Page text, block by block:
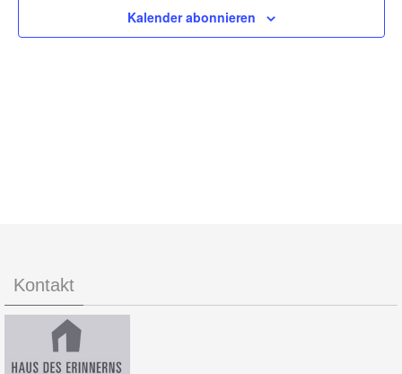
Kalender abonnieren
Kontakt